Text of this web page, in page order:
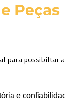
possibiltar
e